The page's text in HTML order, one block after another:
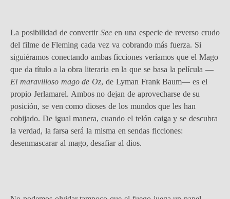
La posibilidad de convertirSee en una especie de reverso crudo
del filme de Fleming cada vez va cobrando más fuerza. Si
siguiéramos conectando ambas ficciones veríamos que el Mago
que da título a la obra literaria en la que se basa la película —
El maravilloso mago de Oz, de Lyman Frank Baum— es el
propio Jerlamarel. Ambos no dejan de aprovecharse de su
posición, se ven como dioses de los mundos que les han
cobijado. De igual manera, cuando el telón caiga y se descubra
la verdad, la farsa será la misma en sendas ficciones:
desenmascarar al mago, desafiar al dios.